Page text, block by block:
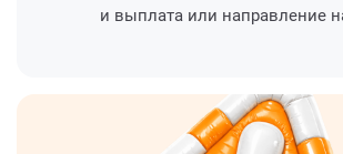
и выплата или направление